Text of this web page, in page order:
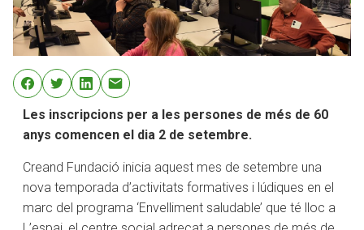
Les inscripcions per a les persones de més de 60
anys comencen el dia 2 de setembre.
Creand Fundació inicia aquest mes de setembre una
nova temporada d’activitats formatives i lúdiques en el
marc del programa ‘Envelliment saludable’ que té lloc a